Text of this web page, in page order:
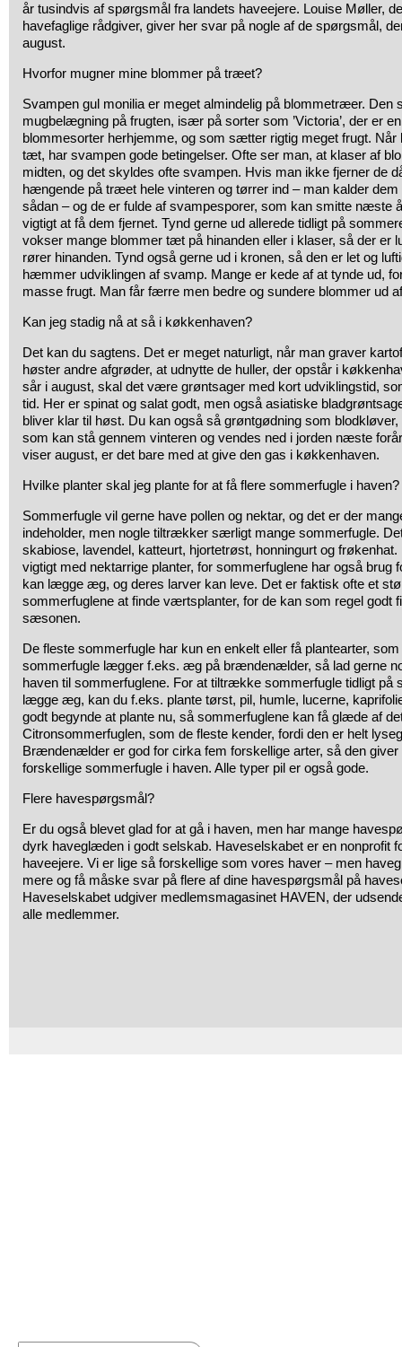
år tusindvis af spørgsmål fra landets haveejere. Louise Møller,
havefaglige rådgiver, giver her svar på nogle af de spørgsmål,
august.
Hvorfor mugner mine blommer på træet?
Svampen gul monilia er meget almindelig på blommetræer. Den
mugbelægning på frugten, især på sorter som ’Victoria’, der er
blommesorter herhjemme, og som sætter rigtig meget frugt. Når
tæt, har svampen gode betingelser. Ofte ser man, at klaser af
midten, og det skyldes ofte svampen. Hvis man ikke fjerner de
hængende på træet hele vinteren og tørrer ind – man kalder
sådan – og de er fulde af svampesporer, som kan smitte næste
vigtigt at få dem fjernet. Tynd gerne ud allerede tidligt på
vokser mange blommer tæt på hinanden eller i klaser, så der er
rører hinanden. Tynd også gerne ud i kronen, så den er let og
hæmmer udviklingen af svamp. Mange er kede af at tynde ud,
masse frugt. Man får færre men bedre og sundere blommer ud
Kan jeg stadig nå at så i køkkenhaven?
Det kan du sagtens. Det er meget naturligt, når man graver
høster andre afgrøder, at udnytte de huller, der opstår i
sår i august, skal det være grøntsager med kort udviklingstid,
tid. Her er spinat og salat godt, men også asiatiske
bliver klar til høst. Du kan også så grøntgødning som
som kan stå gennem vinteren og vendes ned i jorden næste
viser august, er det bare med at give den gas i køkkenhaven.
Hvilke planter skal jeg plante for at få flere sommerfugle i haven?
Sommerfugle vil gerne have pollen og nektar, og det er der
indeholder, men nogle tiltrækker særligt mange sommerfugle.
skabiose, lavendel, katteurt, hjortetrøst, honningurt og
vigtigt med nektarrige planter, for sommerfuglene har også brug
kan lægge æg, og deres larver kan leve. Det er faktisk ofte et
sommerfuglene at finde værtsplanter, for de kan som regel godt
sæsonen.
De fleste sommerfugle har kun en enkelt eller få plantearter,
sommerfugle lægger f.eks. æg på brændenælder, så lad gerne
haven til sommerfuglene. For at tiltrække sommerfugle tidligt på
lægge æg, kan du f.eks. plante tørst, pil, humle, lucerne,
godt begynde at plante nu, så sommerfuglene kan få glæde af
Citronsommerfuglen, som de fleste kender, fordi den er helt
Brændenælder er god for cirka fem forskellige arter, så den giver
forskellige sommerfugle i haven. Alle typer pil er også gode.
Flere havespørgsmål?
Er du også blevet glad for at gå i haven, men har mange
dyrk haveglæden i godt selskab. Haveselskabet er en nonprofit
haveejere. Vi er lige så forskellige som vores haver – men
mere og få måske svar på flere af dine havespørgsmål på
Haveselskabet udgiver medlemsmagasinet HAVEN, der
alle medlemmer.